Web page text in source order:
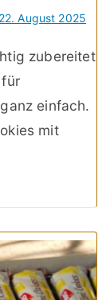
22. August 2025
zubereitet
einfach.
mit